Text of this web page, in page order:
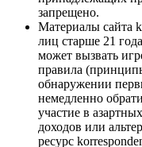
запрещено.
Материалы сайта
лиц старше 21
может вызвать
правила
обнаружении
немедленно
участие в
доходов или
ресурс